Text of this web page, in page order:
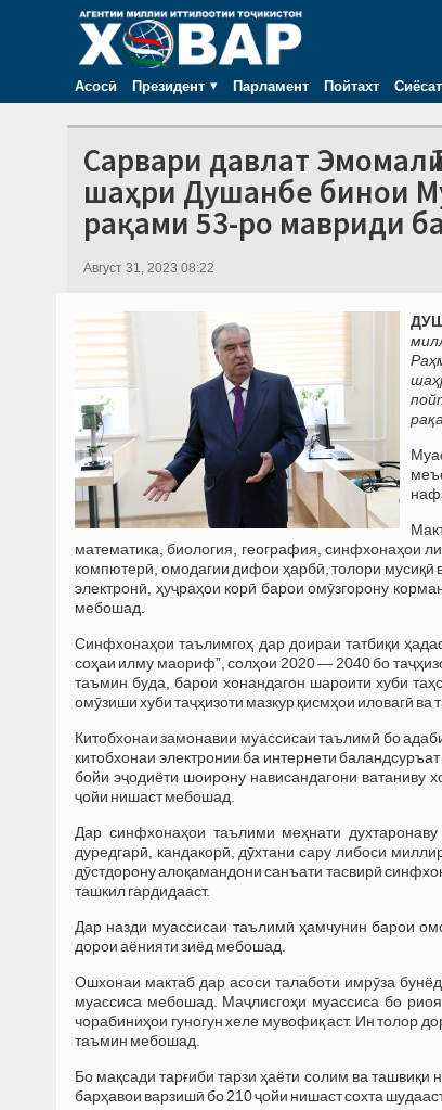
Асосӣ Президент Парламент Пойтахт
Сарвари давлат
шаҳри Душанбе бинои
рақами 53-ро мавриди
Август 31, 2023 08:22
математика, биология, география, синфхонаҳои
компютерӣ, омодагии дифои ҳарбӣ, толори мусиқӣ
электронӣ, ҳуҷраҳои корӣ барои омӯзгорону
мебошад.
Синфхонаҳои таълимгоҳ дар доираи татбиқи
соҳаи илму маориф”, солҳои 2020 — 2040 бо
таъмин буда, барои хонандагон шароити хуби
омӯзиши хуби таҷҳизоти мазкур қисмҳои иловагӣ ва
Китобхонаи замонавии муассисаи таълимӣ бо
китобхонаи электронии ба интернети
бойи эҷодиёти шоирону нависандагони ватаниву
ҷойи нишаст мебошад.
Дар синфхонаҳои таълими меҳнати
дуредгарӣ, кандакорӣ, дӯхтани сару либоси
дӯстдорону алоқамандони санъати тасвирӣ
ташкил гардидааст.
Дар назди муассисаи таълимӣ ҳамчунин барои
дорои аëнияти зиëд мебошад.
Ошхонаи мактаб дар асоси талаботи имрӯза
муассиса мебошад. Маҷлисгоҳи муассиса бо
чорабиниҳои гуногун хеле мувофиқ аст. Ин толор
таъмин мебошад.
Бо мақсади тарғиби тарзи ҳаёти солим ва
барҳавои варзишӣ бо 210 ҷойи нишаст сохта